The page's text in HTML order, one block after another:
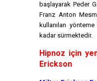
başlayarak Peder
Franz Anton
kullanılan
kadar sürmektedir.
Hipnoz için
Erickson